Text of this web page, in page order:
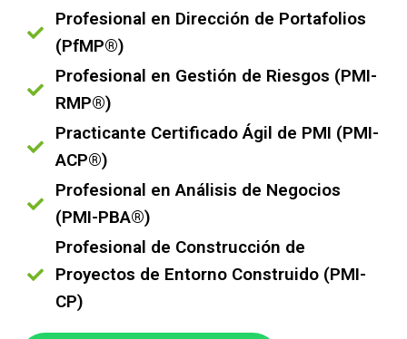
Profesional en Dirección de Portafolios
(PfMP®)
Profesional en Gestión de Riesgos (PMI-
RMP®)
Practicante Certificado Ágil de PMI (PMI-
ACP®)
Profesional en Análisis de Negocios
(PMI-PBA®)
Profesional de Construcción de
Proyectos de Entorno Construido (PMI-
CP)